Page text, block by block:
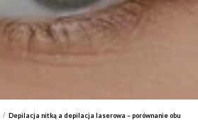
/ Depilacja nitką a depilacja laserowa – porównanie obu